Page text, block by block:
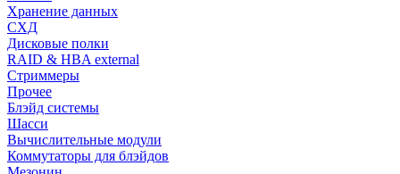
Хранение данных
СХД
Дисковые полки
RAID & HBA external
Стриммеры
Прочее
Блэйд системы
Шасси
Вычислительные модули
Коммутаторы для блэйдов